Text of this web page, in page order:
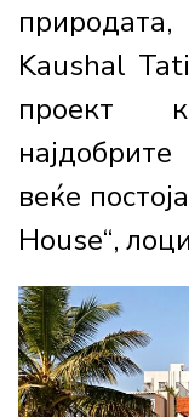
Kaushal
проект
веќе
House“,